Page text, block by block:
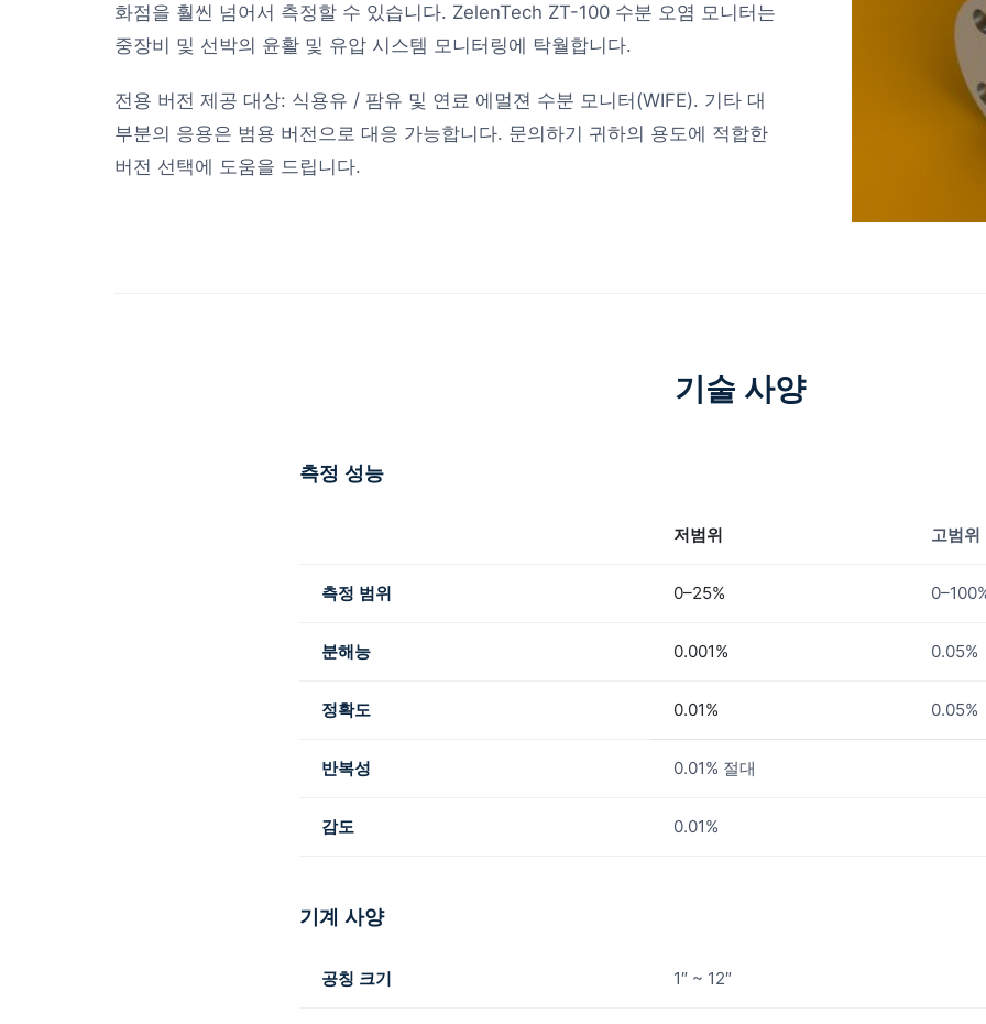
화점을 훨씬 넘어서 측정할 수 있습니다. ZelenTech ZT-100 수분 오염 모니터는
중장비 및 선박의 윤활 및 유압 시스템 모니터링에 탁월합니다.
전용 버전 제공 대상: 식용유 / 팜유 및 연료 에멀젼 수분 모니터(WIFE). 기타 대
부분의 응용은 범용 버전으로 대응 가능합니다. 문의하기 귀하의 용도에 적합한
버전 선택에 도움을 드립니다.
기술 사양
측정 성능
저범위 고범위
측정 범위 0–25%
분해능 0.001% 0.05%
정확도 0.01% 0.05%
반복성 0.01% 절대
감도 0.01%
기계 사양
공칭 크기 1″ ~ 12″